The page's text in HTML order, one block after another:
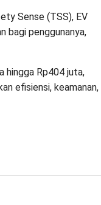
Sense (TSS), EV
bagi penggunanya,
hingga Rp404 juta,
efisiensi, keamanan,